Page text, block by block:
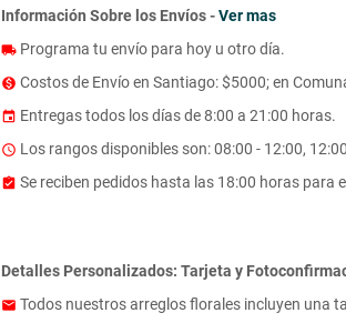
Información Sobre los Envíos -Ver mas
local_shippingPrograma tu envío para hoy u otro día.
monetization_on Costos de Envío en Santiago: $5000; en
event Entregas todos los días de 8:00 a 21:00 horas.
access_time Los rangos disponibles son: 08:00 - 12:00,
assignment_turned_in Se reciben pedidos hasta las 18:00 horas para
Detalles Personalizados: Tarjeta y
email Todos nuestros arreglos florales incluyen una